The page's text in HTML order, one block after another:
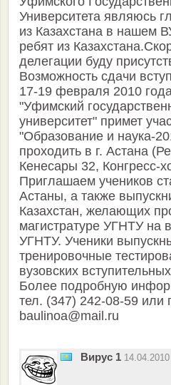
Университета являюсь
из Казахстана в нашем
ребят из
делегации буду
Возможность сдачи
17-19 февраля 2010
"Уфимский
университет" примет
"Образование и наука-
проходить в г. Астана
Кенесары 32, Конгресс-
Приглашаем учеников
Астаны, а также
Казахстан, желающих
магистратуре УГНТУ на
УГНТУ. Ученики
тренировочные
вузовских
Более подробную
тел. (347) 242-08-59 или
baulinoa@mail.ru
Вирус 1